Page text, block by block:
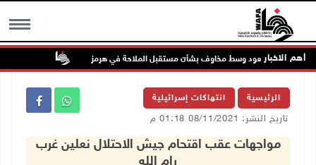
MENU أهم الاخبار
تواصل الصعود وسط مخاوف بشأن مستقبل الملاحة في هرمز
الرئيسية انتهاكات إسرائيلية
تاريخ النشر: 08/11/2021 01:18 م
مواجهات عقب اقتحام جيش الاحتلال نعلين غرب
رام الله